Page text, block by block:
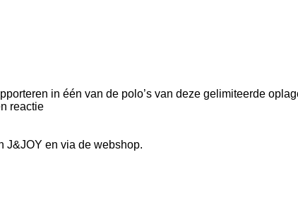
in één van de polo’s van deze gelimiteerde
reactie
J&JOY en via de webshop.